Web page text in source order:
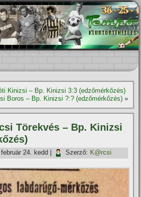
Kinizsi – Bp. Kinizsi 3:3 (edzőmérkőzés)
Boros – Bp. Kinizsi ?:? (edzőmérkőzés)»
Törekvés – Bp. Kinizsi
24. kedd Szerző: K@rcsi